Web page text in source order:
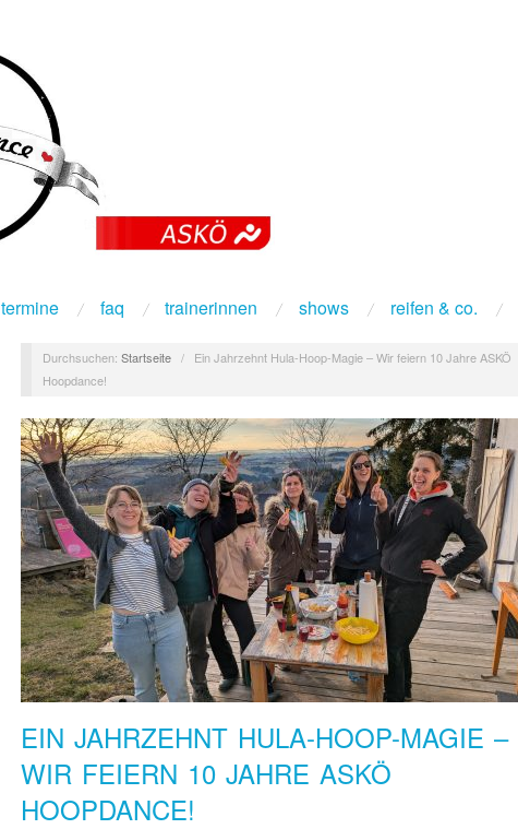
termine faq trainerinnen shows reifen & co.
Durchsuchen: Startseite /
Ein Jahrzehnt Hula-Hoop-Magie – Wir feiern 10 Jahre ASKÖ
Hoopdance!
EIN JAHRZEHNT HULA-HOOP-MAGIE –
WIR FEIERN 10 JAHRE ASKÖ
HOOPDANCE!